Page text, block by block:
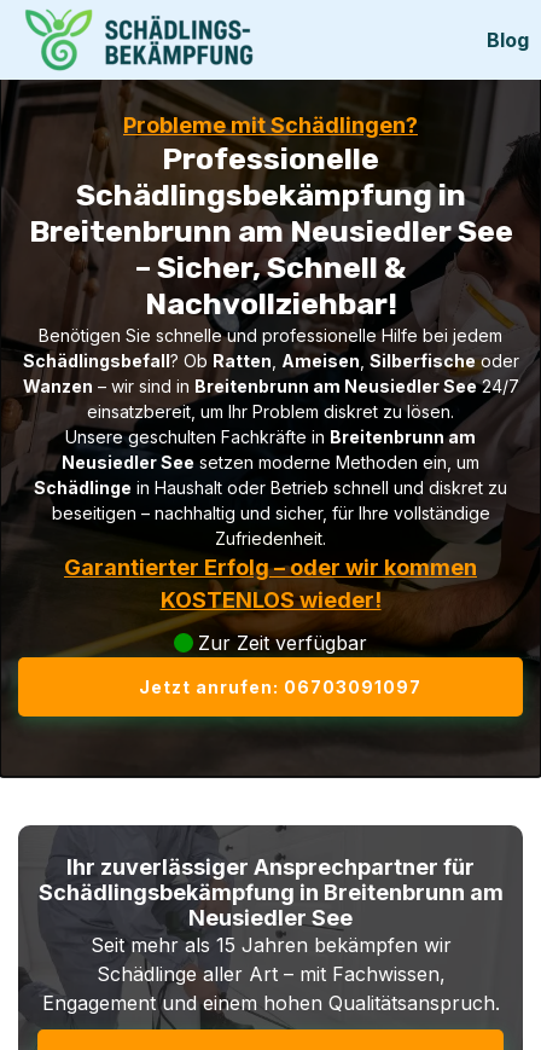
Blog
Probleme mit Schädlingen?
Professionelle
Schädlingsbekämpfung in
Breitenbrunn am Neusiedler See
– Sicher, Schnell &
Nachvollziehbar!
Benötigen Sie schnelle und professionelle Hilfe bei jedem
Schädlingsbefall? Ob Ratten Ameisen Silberfischeoder
Wanzen – wir sind in Breitenbrunn am Neusiedler See24/7
einsatzbereit, um Ihr Problem diskret zu lösen.
Unsere geschulten Fachkräfte in Breitenbrunn am
Neusiedler See setzen moderne Methoden ein, um
Schädlinge in Haushalt oder Betrieb schnell und diskret zu
beseitigen – nachhaltig und sicher, für Ihre vollständige
Zufriedenheit.
Garantierter Erfolg – oder wir kommen
KOSTENLOS wieder!
Zur Zeit verfügbar
Jetzt anrufen: 06703091097
Ihr zuverlässiger Ansprechpartner für
Schädlingsbekämpfung in Breitenbrunn am
Neusiedler See
Seit mehr als 15 Jahren bekämpfen wir
Schädlinge aller Art – mit Fachwissen,
Engagement und einem hohen Qualitätsanspruch.